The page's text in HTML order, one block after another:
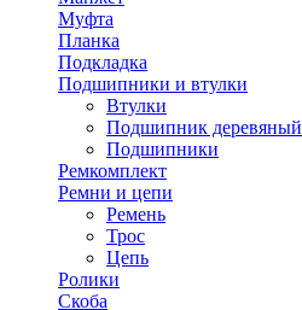
Муфта
Планка
Подкладка
Подшипники и втулки
Втулки
Подшипник деревяный
Подшипники
Ремкомплект
Ремни и цепи
Ремень
Трос
Цепь
Ролики
Скоба